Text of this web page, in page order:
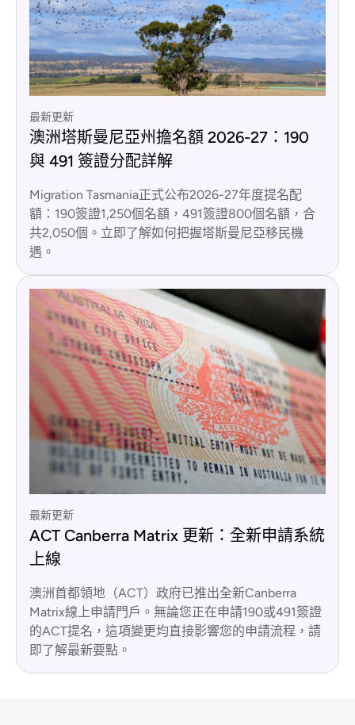
最新更新
澳洲塔斯曼尼亞州擔名額 2026-27：190
與 491 簽證分配詳解
Migration Tasmania正式公布2026-27年度提名配
額：190簽證1,250個名額，491簽證800個名額，合
共2,050個。立即了解如何把握塔斯曼尼亞移民機
遇。
最新更新
ACT Canberra Matrix 更新：全新申請系統
上線
澳洲首都領地（ACT）政府已推出全新Canberra
Matrix線上申請門戶。無論您正在申請190或491簽證
的ACT提名，這項變更均直接影響您的申請流程，請
即了解最新要點。